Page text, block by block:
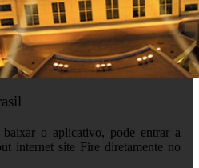
baixar o aplicativo, pode entrar a
internet site Fire diretamente no